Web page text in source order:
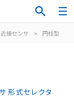
近接センサ > 円柱型
形式セレクタ